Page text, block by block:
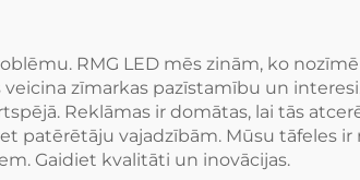
RMG LED mēs zinām, ko
zīmarkas pazīstamību un
Reklāmas ir domātas, lai tās
patērētāju vajadzībām. Mūsu tāfeles ir
Gaidiet kvalitāti un inovācijas.